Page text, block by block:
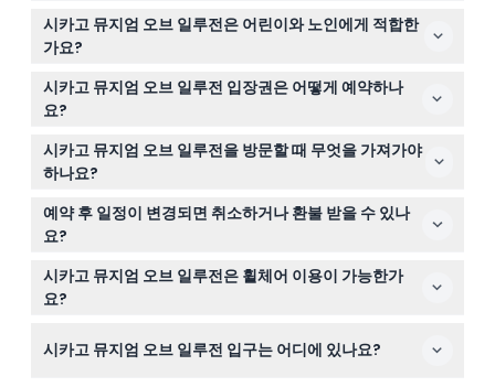
박물관은 일요일부터 목요일까지 오전 10시부터 오후 8시
까지, 금요일과 토요일은 오전 10시부터 오후 9시까지 운영
됩니다(변경될 수 있으니 예약 시 확인 바랍니다).
시카고 뮤지엄 오브 일루전은 어린이와 노인에게 적합한
가요?
네, 박물관은 5세 이상 어린이, 성인 및 노인을 포함한 모든
연령대 방문객을 환영합니다. 0세부터 4세 어린이는 무료
입장입니다.
시카고 뮤지엄 오브 일루전 입장권은 어떻게 예약하나
요?
이 웹사이트에서 원하는 날짜와 시간을 선택하여 쉽게 온라
인으로 입장권을 예약할 수 있습니다.
시카고 뮤지엄 오브 일루전을 방문할 때 무엇을 가져가야
하나요?
재미있는 사진을 찍을 수 있도록 카메라나 스마트폰을 가져
오세요. 개인 소지품은 박물관 내 보관소에 보관할 수 있습
니다.
예약 후 일정이 변경되면 취소하거나 환불 받을 수 있나
요?
시카고 뮤지엄 오브 일루전 입장권은 환불 불가 및 취소가
불가능하므로 예약 전에 확실히 확인해 주세요.
시카고 뮤지엄 오브 일루전은 휠체어 이용이 가능한가
요?
휠체어 접근이 가능합니다.
시카고 뮤지엄 오브 일루전 입구는 어디에 있나요?